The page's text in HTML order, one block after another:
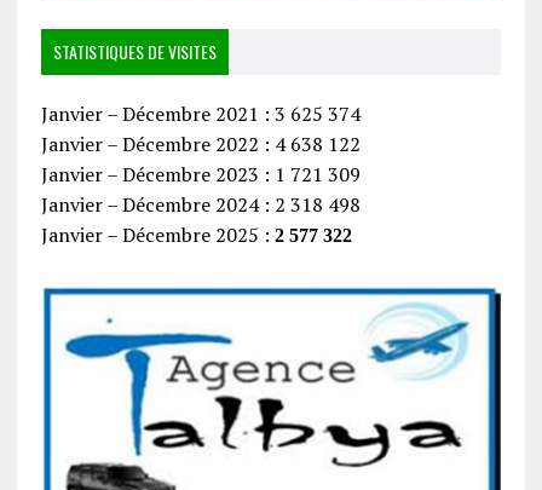
STATISTIQUES DE VISITES
Janvier – Décembre 2021 : 3 625 374
Janvier – Décembre 2022 : 4 638 122
Janvier – Décembre 2023 : 1 721 309
Janvier – Décembre 2024 : 2 318 498
Janvier – Décembre 2025 : 2 577 322